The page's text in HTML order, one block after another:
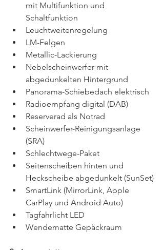
mit Multifunktion und
Schaltfunktion
Leuchtweitenregelung
LM-Felgen
Metallic-Lackierung
Nebelscheinwerfer mit
abgedunkelten Hintergrund
Panorama-Schiebedach elektrisch
Radioempfang digital (DAB)
Reserverad als Notrad
Scheinwerfer-Reinigungsanlage
(SRA)
Schlechtwege-Paket
Seitenscheiben hinten und
Heckscheibe abgedunkelt (SunSet)
SmartLink (MirrorLink, Apple
CarPlay und Android Auto)
Tagfahrlicht LED
Wendematte Gepäckraum